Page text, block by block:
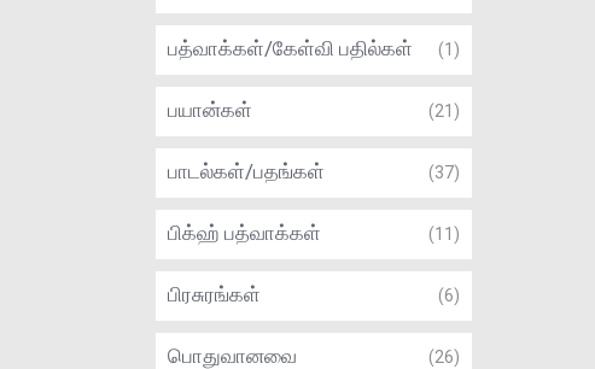
பத்வாக்கள்/கேள்வி பதில்கள் (1)
பயான்கள் (21)
பாடல்கள்/பதங்கள் (37)
பிக்ஹ் பத்வாக்கள் (11)
பிரசுரங்கள் (6)
பொதுவானவை (26)